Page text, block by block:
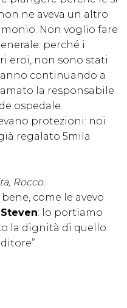
ne aveva un altro
Non voglio fare
perché i
eroi, non sono stati
continuando a
la responsabile
ospedale
protezioni: noi
regalato 5mila
Rocco.
come le avevo
Steven: lo portiamo
la dignità di quello